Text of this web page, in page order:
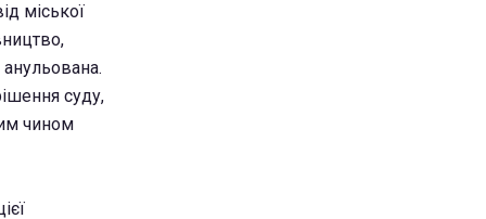
міської
суду,
чином